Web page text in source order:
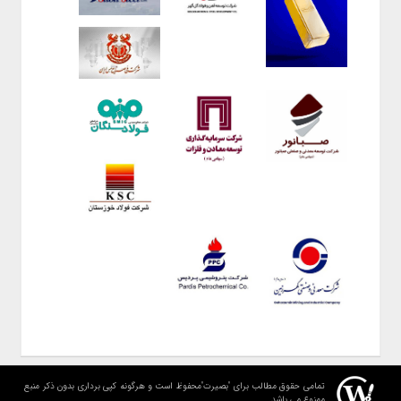
تمامی حقوق مطالب برای "بصیرت"محفوظ است و هرگونه کپی برداری بدون ذکر منبع